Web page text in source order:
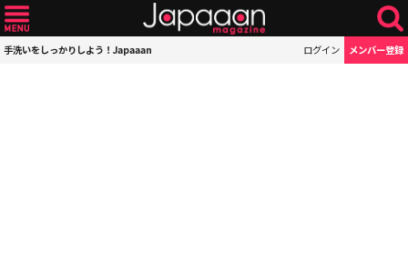
手洗いをしっかりしよう！Japaaan ログイン メンバー登録